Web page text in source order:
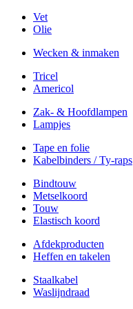
Vet
Olie
Wecken & inmaken
Tricel
Americol
Zak- & Hoofdlampen
Lampjes
Tape en folie
Kabelbinders / Ty-raps
Bindtouw
Metselkoord
Touw
Elastisch koord
Afdekproducten
Heffen en takelen
Staalkabel
Waslijndraad